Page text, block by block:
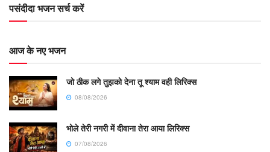
पसंदीदा भजन सर्च करें
आज के नए भजन
जो ठीक लगे तुझको देना तू श्याम वही लिरिक्स
08/08/2026
भोले तेरी नगरी में दीवाना तेरा आया लिरिक्स
07/08/2026